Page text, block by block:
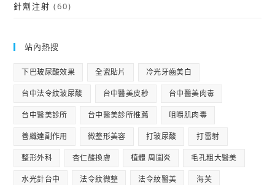
針劑注射 (60)
站內熱搜
下巴玻尿酸效果 全瓷貼片 冷光牙齒美白
台中法令紋玻尿酸 台中醫美皮秒 台中醫美肉毒
台中醫美診所 台中醫美診所推薦 咀嚼肌肉毒
善纖達副作用 微整形美容 打玻尿酸 打雷射
整形外科 杏仁酸換膚 植體 周圍炎 毛孔粗大醫美
水光針台中 法令紋微整 法令紋醫美 海芙